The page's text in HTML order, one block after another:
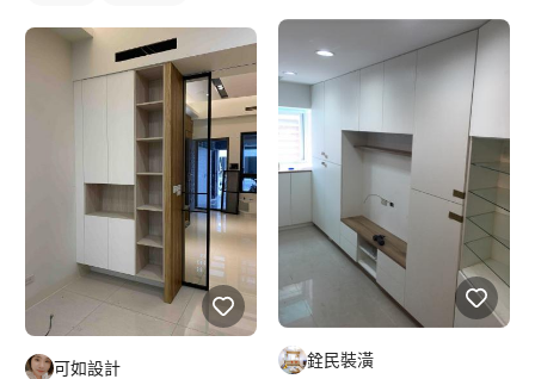
可如設計 銓民裝潢